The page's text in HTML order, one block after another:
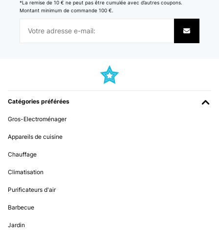
*La remise de 10 € ne peut pas être cumulée avec d’autres coupons.
Montant minimum de commande 100 €.
Catégories préférées
Gros-Electroménager
Appareils de cuisine
Chauffage
Climatisation
Purificateurs d'air
Barbecue
Jardin